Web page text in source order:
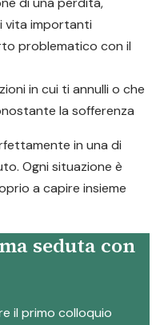
vita importanti
problematico con il
in cui ti annulli o che
la sofferenza
in una di
Ogni situazione è
a capire insieme
seduta con
il primo colloquio